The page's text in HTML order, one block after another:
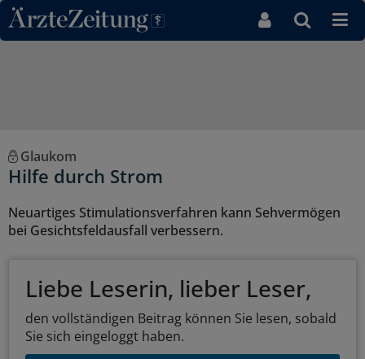
Direkt zum Inhaltsbereich
Glaukom
Hilfe durch Strom
Neuartiges Stimulationsverfahren kann Sehvermögen
bei Gesichtsfeldausfall verbessern.
Liebe Leserin, lieber Leser,
den vollständigen Beitrag können Sie lesen, sobald
Sie sich eingeloggt haben.